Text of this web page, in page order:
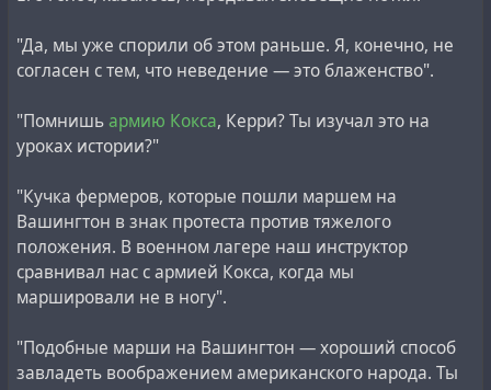
"Да, мы уже спорили об этом раньше. Я, конечно, не
согласен с тем, что неведение — это блаженство".
"Помнишьармию Кокса, Керри? Ты изучал это на
уроках истории?"
"Кучка фермеров, которые пошли маршем на
Вашингтон в знак протеста против тяжелого
положения. В военном лагере наш инструктор
сравнивал нас с армией Кокса, когда мы
маршировали не в ногу".
"Подобные марши на Вашингтон — хороший способ
завладеть воображением американского народа. Ты